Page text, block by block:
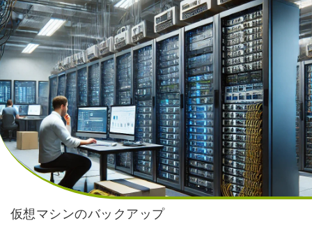
仮想マシンのバックアップ